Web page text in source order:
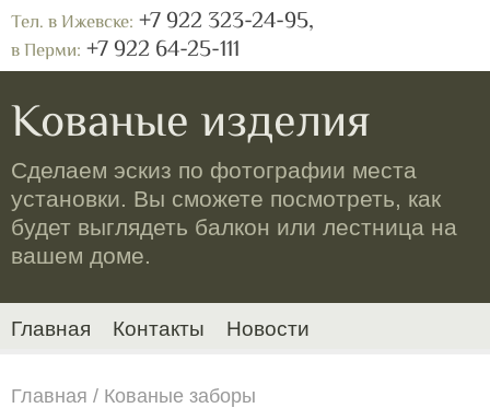
Тел. в Ижевске: +7 922 323-24-95,
в Перми: +7 922 64-25-111
Кованые изделия
Сделаем эскиз по фотографии места
установки. Вы сможете посмотреть, как
будет выглядеть балкон или лестница на
вашем доме.
Главная Контакты Новости
Главная / Кованые заборы